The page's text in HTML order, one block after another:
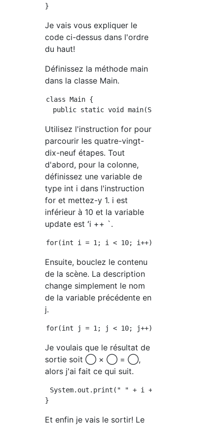
Je vais vous expliquer le
code ci-dessus dans l'ordre
du haut!
Définissez la méthode main
dans la classe Main.
class Main {
Utilisez l'instruction for pour
parcourir les quatre-vingt-
dix-neuf étapes. Tout
d'abord, pour la colonne,
définissez une variable de
type int i dans l'instruction
for et mettez-y 1. i est
inférieur à 10 et la variable
update est ʻi ++ `.
Ensuite, bouclez le contenu
de la scène. La description
change simplement le nom
de la variable précédente en
j.
Je voulais que le résultat de
sortie soit ◯ × ◯ = ◯,
alors j'ai fait ce qui suit.
System.out.print(" " + i + "×" + j + "="
Et enfin je vais le sortir! Le